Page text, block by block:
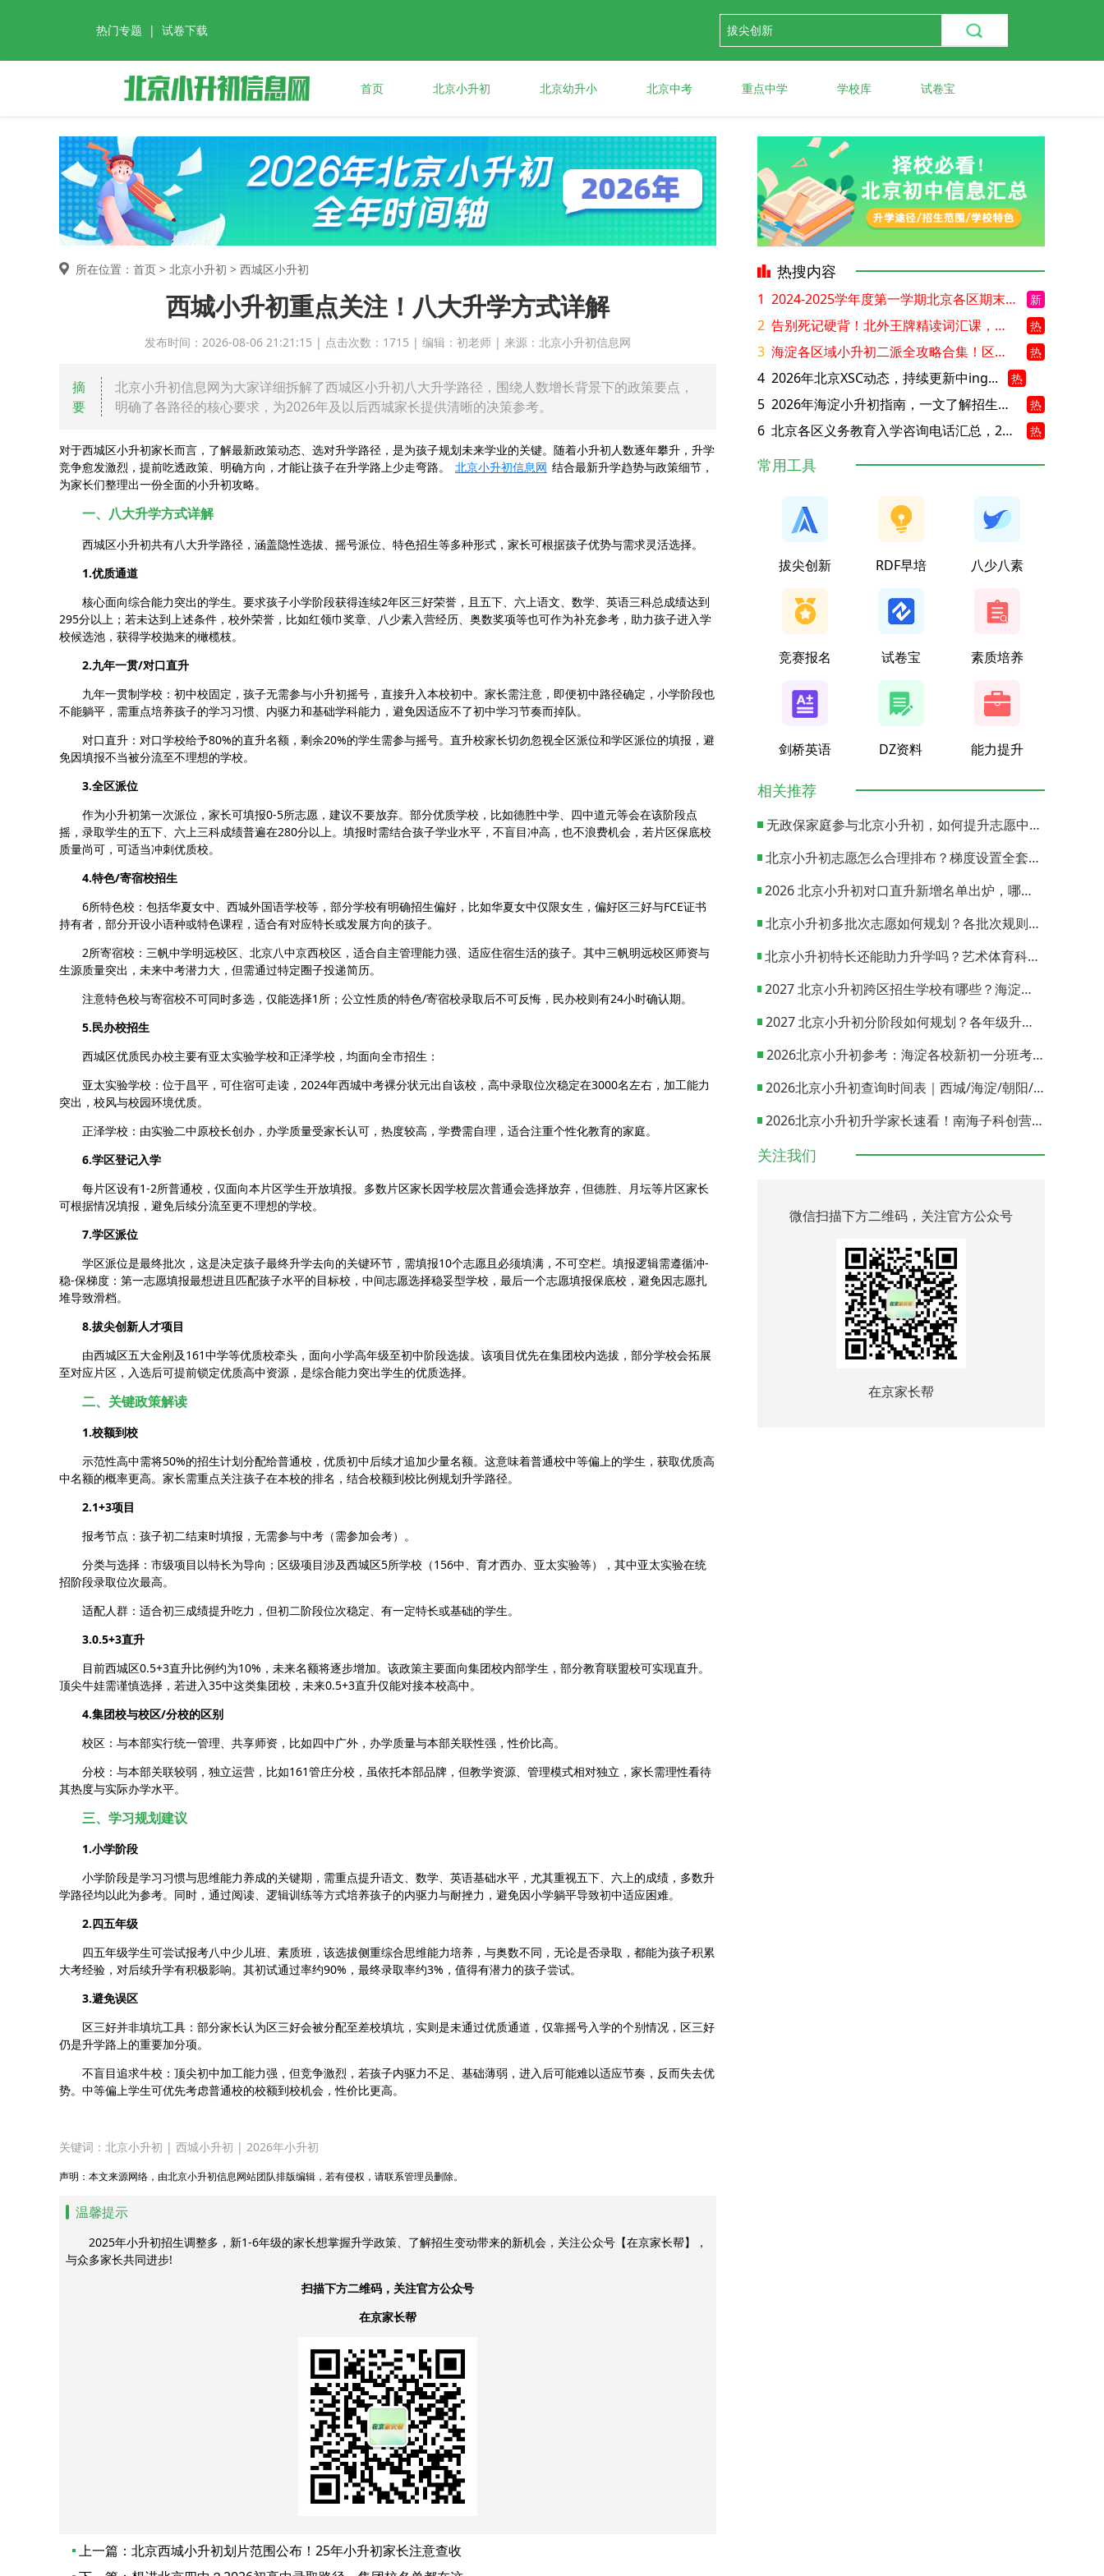
热门专题 | 试卷下载
首页 北京小升初 北京幼升小 北京中考 重点中学 学校库 试卷宝
所在位置：首页 > 北京小升初 > 西城区小升初
西城小升初重点关注！八大升学方式详解
发布时间：2026-08-06 21:21:15 | 点击次数：1715 | 编辑：初老师 | 来源：北京小升初信息网
摘
要
北京小升初信息网为大家详细拆解了西城区小升初八大升学路径，围绕人数增长背景下的政策要点，
明确了各路径的核心要求，为2026年及以后西城家长提供清晰的决策参考。
对于西城区小升初家长而言，了解最新政策动态、选对升学路径，是为孩子规划未来学业的关键。随着小升初人数逐年攀升，升学
竞争愈发激烈，提前吃透政策、明确方向，才能让孩子在升学路上少走弯路。
北京小升初信息网 结合最新升学趋势与政策细节，
为家长们整理出一份全面的小升初攻略。
一、八大升学方式详解
西城区小升初共有八大升学路径，涵盖隐性选拔、摇号派位、特色招生等多种形式，家长可根据孩子优势与需求灵活选择。
1.优质通道
核心面向综合能力突出的学生。要求孩子小学阶段获得连续2年区三好荣誉，且五下、六上语文、数学、英语三科总成绩达到
295分以上；若未达到上述条件，校外荣誉，比如红领巾奖章、八少素入营经历、奥数奖项等也可作为补充参考，助力孩子进入学
校候选池，获得学校抛来的橄榄枝。
2.九年一贯/对口直升
九年一贯制学校：初中校固定，孩子无需参与小升初摇号，直接升入本校初中。家长需注意，即便初中路径确定，小学阶段也
不能躺平，需重点培养孩子的学习习惯、内驱力和基础学科能力，避免因适应不了初中学习节奏而掉队。
对口直升：对口学校给予80%的直升名额，剩余20%的学生需参与摇号。直升校家长切勿忽视全区派位和学区派位的填报，避
免因填报不当被分流至不理想的学校。
3.全区派位
作为小升初第一次派位，家长可填报0-5所志愿，建议不要放弃。部分优质学校，比如德胜中学、四中道元等会在该阶段点
摇，录取学生的五下、六上三科成绩普遍在280分以上。填报时需结合孩子学业水平，不盲目冲高，也不浪费机会，若片区保底校
质量尚可，可适当冲刺优质校。
4.特色/寄宿校招生
6所特色校：包括华夏女中、西城外国语学校等，部分学校有明确招生偏好，比如华夏女中仅限女生，偏好区三好与FCE证书
持有者，部分开设小语种或特色课程，适合有对应特长或发展方向的孩子。
2所寄宿校：三帆中学明远校区、北京八中京西校区，适合自主管理能力强、适应住宿生活的孩子。其中三帆明远校区师资与
生源质量突出，未来中考潜力大，但需通过特定圈子投递简历。
注意特色校与寄宿校不可同时多选，仅能选择1所；公立性质的特色/寄宿校录取后不可反悔，民办校则有24小时确认期。
5.民办校招生
西城区优质民办校主要有亚太实验学校和正泽学校，均面向全市招生：
亚太实验学校：位于昌平，可住宿可走读，2024年西城中考裸分状元出自该校，高中录取位次稳定在3000名左右，加工能力
突出，校风与校园环境优质。
正泽学校：由实验二中原校长创办，办学质量受家长认可，热度较高，学费需自理，适合注重个性化教育的家庭。
6.学区登记入学
每片区设有1-2所普通校，仅面向本片区学生开放填报。多数片区家长因学校层次普通会选择放弃，但德胜、月坛等片区家长
可根据情况填报，避免后续分流至更不理想的学校。
7.学区派位
学区派位是最终批次，这是决定孩子最终升学去向的关键环节，需填报10个志愿且必须填满，不可空栏。填报逻辑需遵循冲-
稳-保梯度：第一志愿填报最想进且匹配孩子水平的目标校，中间志愿选择稳妥型学校，最后一个志愿填报保底校，避免因志愿扎
堆导致滑档。
8.拔尖创新人才项目
由西城区五大金刚及161中学等优质校牵头，面向小学高年级至初中阶段选拔。该项目优先在集团校内选拔，部分学校会拓展
至对应片区，入选后可提前锁定优质高中资源，是综合能力突出学生的优质选择。
二、关键政策解读
1.校额到校
示范性高中需将50%的招生计划分配给普通校，优质初中后续才追加少量名额。这意味着普通校中等偏上的学生，获取优质高
中名额的概率更高。家长需重点关注孩子在本校的排名，结合校额到校比例规划升学路径。
2.1+3项目
报考节点：孩子初二结束时填报，无需参与中考（需参加会考）。
分类与选择：市级项目以特长为导向；区级项目涉及西城区5所学校（156中、育才西办、亚太实验等），其中亚太实验在统
招阶段录取位次最高。
适配人群：适合初三成绩提升吃力，但初二阶段位次稳定、有一定特长或基础的学生。
3.0.5+3直升
目前西城区0.5+3直升比例约为10%，未来名额将逐步增加。该政策主要面向集团校内部学生，部分教育联盟校可实现直升。
顶尖牛娃需谨慎选择，若进入35中这类集团校，未来0.5+3直升仅能对接本校高中。
4.集团校与校区/分校的区别
校区：与本部实行统一管理、共享师资，比如四中广外，办学质量与本部关联性强，性价比高。
分校：与本部关联较弱，独立运营，比如161管庄分校，虽依托本部品牌，但教学资源、管理模式相对独立，家长需理性看待
其热度与实际办学水平。
三、学习规划建议
1.小学阶段
小学阶段是学习习惯与思维能力养成的关键期，需重点提升语文、数学、英语基础水平，尤其重视五下、六上的成绩，多数升
学路径均以此为参考。同时，通过阅读、逻辑训练等方式培养孩子的内驱力与耐挫力，避免因小学躺平导致初中适应困难。
2.四五年级
四五年级学生可尝试报考八中少儿班、素质班，该选拔侧重综合思维能力培养，与奥数不同，无论是否录取，都能为孩子积累
大考经验，对后续升学有积极影响。其初试通过率约90%，最终录取率约3%，值得有潜力的孩子尝试。
3.避免误区
区三好并非填坑工具：部分家长认为区三好会被分配至差校填坑，实则是未通过优质通道，仅靠摇号入学的个别情况，区三好
仍是升学路上的重要加分项。
不盲目追求牛校：顶尖初中加工能力强，但竞争激烈，若孩子内驱力不足、基础薄弱，进入后可能难以适应节奏，反而失去优
势。中等偏上学生可优先考虑普通校的校额到校机会，性价比更高。
关键词： 北京小升初 | 西城小升初 | 2026年小升初
声明：本文来源网络，由北京小升初信息网站团队排版编辑，若有侵权，请联系管理员删除。
温馨提示
2025年小升初招生调整多，新1-6年级的家长想掌握升学政策、了解招生变动带来的新机会，关注公众号【在京家长帮】，
与众多家长共同进步!
扫描下方二维码，关注官方公众号
在京家长帮
上一篇： 北京西城小升初划片范围公布！25年小升初家长注意查收
热搜内容
1 2024-2025学年度第一学期北京各区期末考试真题试卷汇总 新
2 告别死记硬背！北外王牌精读词汇课，帮孩子突破英语词汇难关 热
3 海淀各区域小升初二派全攻略合集！区域一至五志愿填报、升学策略详解 热
4 2026年北京XSC动态，持续更新中ing... 热
5 2026年海淀小升初指南，一文了解招生政策要点 热
6 北京各区义务教育入学咨询电话汇总，25年小升初家长提前收藏 热
常用工具
拔尖创新 RDF早培 八少八素
竞赛报名 试卷宝 素质培养
剑桥英语 DZ资料 能力提升
相关推荐
无政保家庭参与北京小升初，如何提升志愿中签概率？
北京小升初志愿怎么合理排布？梯度设置全套策略与填报避坑指南
2026 北京小升初对口直升新增名单出炉，哪些小学可以直升优质初中？
北京小升初多批次志愿如何规划？各批次规则与填报实操指南
北京小升初特长还能助力升学吗？艺术体育科技特长机会与误区全面解析
2027 北京小升初跨区招生学校有哪些？海淀西城东城全市招生校完整汇总
2027 北京小升初分阶段如何规划？各年级升学节点与升学通道全梳理
2026北京小升初参考：海淀各校新初一分班考试日期汇总
2026北京小升初查询时间表｜西城/海淀/朝阳/东城/丰台一键对照
2026北京小升初升学家长速看！南海子科创营报名通道正式开启
关注我们
微信扫描下方二维码，关注官方公众号
在京家长帮